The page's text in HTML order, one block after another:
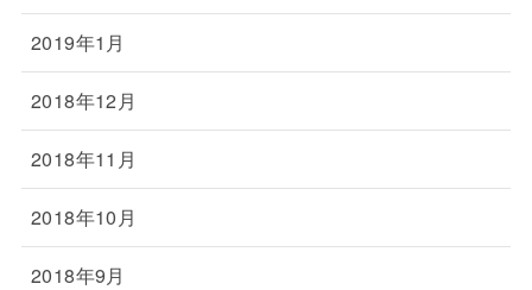
2019年1月
2018年12月
2018年11月
2018年10月
2018年9月